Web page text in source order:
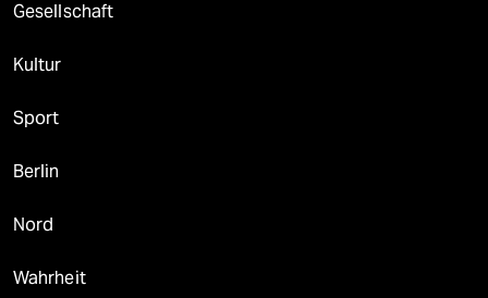
Gesellschaft
Kultur
Sport
Berlin
Nord
Wahrheit